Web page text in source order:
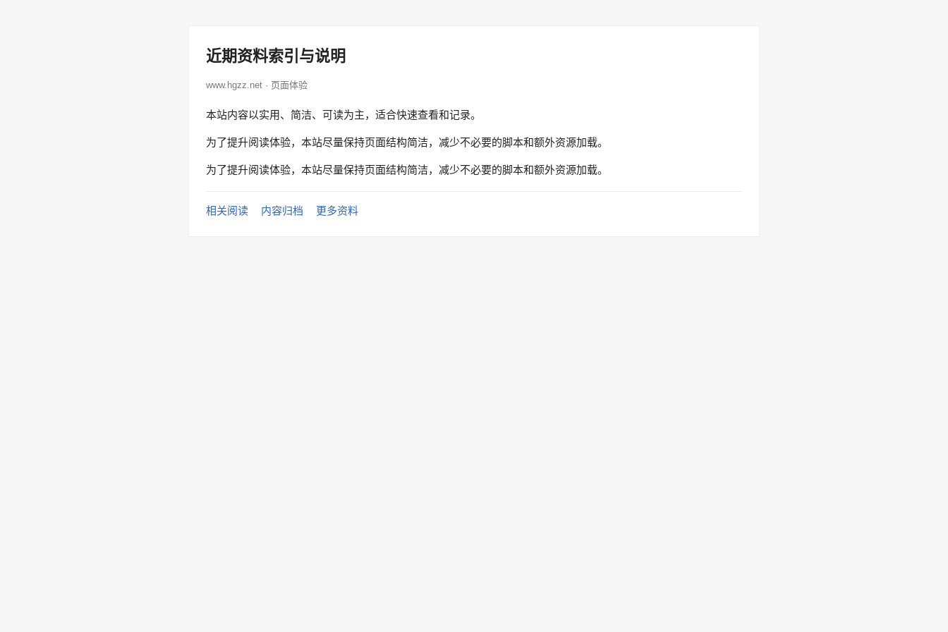
近期资料索引与说明
www.hgzz.net · 页面体验
本站内容以实用、简洁、可读为主，适合快速查看和记录。
为了提升阅读体验，本站尽量保持页面结构简洁，减少不必要的脚本和额外资源加载。
为了提升阅读体验，本站尽量保持页面结构简洁，减少不必要的脚本和额外资源加载。
相关阅读 内容归档 更多资料